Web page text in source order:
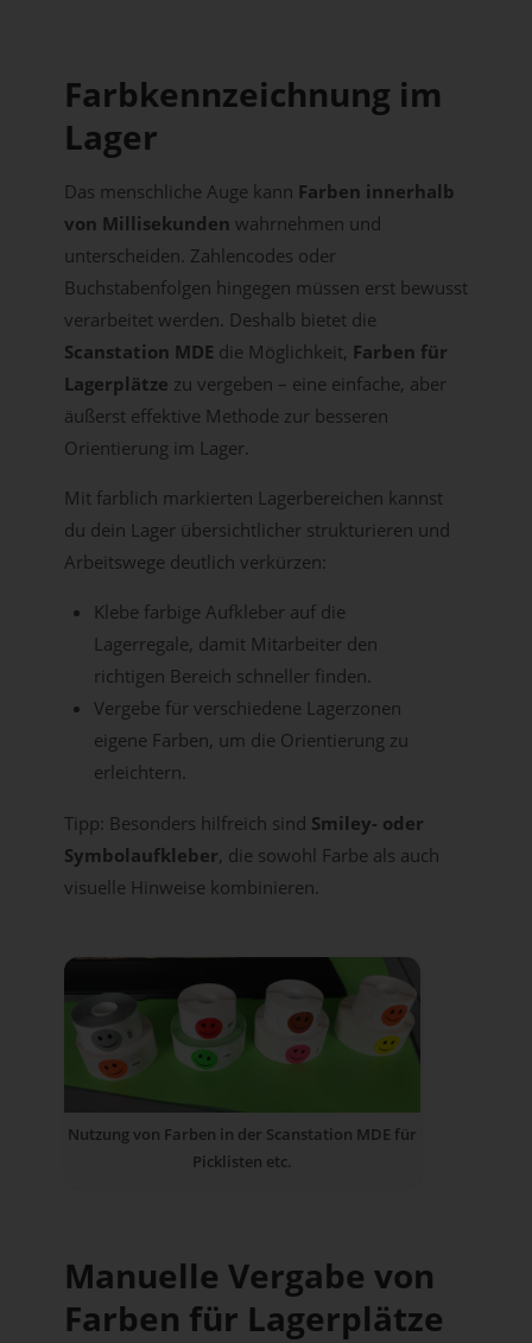
Farbkennzeichnung im
Lager
Das menschliche Auge kann Farben innerhalb
von Millisekunden wahrnehmen und
unterscheiden. Zahlencodes oder
Buchstabenfolgen hingegen müssen erst bewusst
verarbeitet werden. Deshalb bietet die
Scanstation MDE die Möglichkeit, Farben für
Lagerplätze zu vergeben – eine einfache, aber
äußerst effektive Methode zur besseren
Orientierung im Lager.
Mit farblich markierten Lagerbereichen kannst
du dein Lager übersichtlicher strukturieren und
Arbeitswege deutlich verkürzen:
Klebe farbige Aufkleber auf die
Lagerregale, damit Mitarbeiter den
richtigen Bereich schneller finden.
Vergebe für verschiedene Lagerzonen
eigene Farben, um die Orientierung zu
erleichtern.
Tipp: Besonders hilfreich sind Smiley- oder
Symbolaufkleber, die sowohl Farbe als auch
visuelle Hinweise kombinieren.
Nutzung von Farben in der Scanstation MDE für
Picklisten etc.
Manuelle Vergabe von
Farben für Lagerplätze